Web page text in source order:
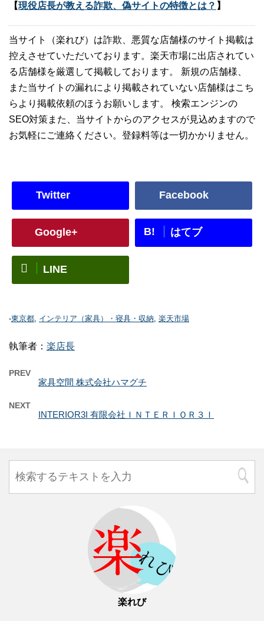
【現役店長が教える詐欺、偽サイトの特徴とは？ 】
当サイト（楽れび）は詐欺、悪質な店舗様のサイト掲載は
控えさせていただいております。楽天市場に出店されてい
る店舗様を厳選して掲載しております。 新規の店舗様、
また当サイトの漏れにより掲載されていない店舗様はこち
らより掲載依頼のほうお願いします。 検索エンジンの
SEO対策また、当サイトからのアクセスが見込めますので
お気軽にご連絡ください。登録料等は一切かかりません。
Twitter Facebook
Google+ B! はてブ
LINE
-東京都, インテリア（家具）・寝具・収納, 楽天市場
執筆者： 楽店長
PREV
家具空間 株式会社ハマグチ
NEXT
INTERIOR3I 有限会社ＩＮＴＥＲＩＯＲ３Ｉ
楽れび